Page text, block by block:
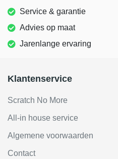
Service & garantie
Advies op maat
Jarenlange ervaring
Klantenservice
Scratch No More
All-in house service
Algemene voorwaarden
Contact